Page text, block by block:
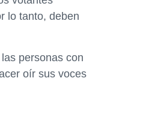
lo tanto, deben
personas con
oír sus voces